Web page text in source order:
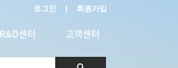
로그인 | 회원가입
R&D센터 고객센터